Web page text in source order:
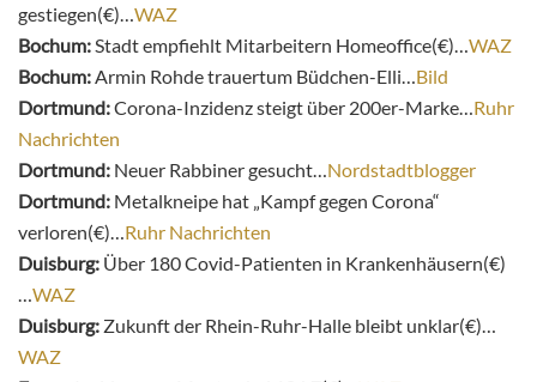
gestiegen(€)… WAZ
Bochum: Stadt empfiehlt Mitarbeitern Homeoffice(€)… WAZ
Bochum: Armin Rohde trauertum Büdchen-Elli… Bild
Dortmund:Corona-Inzidenz steigt über 200er-Marke… Ruhr
Nachrichten
Dortmund: Neuer Rabbiner gesucht… Nordstadtblogger
Dortmund: Metalkneipe hat „Kampf gegen Corona“
verloren(€)… Ruhr Nachrichten
Duisburg: Über 180 Covid-Patienten in Krankenhäusern(€)
WAZ
Duisburg: Zukunft der Rhein-Ruhr-Halle bleibt unklar(€)…
WAZ